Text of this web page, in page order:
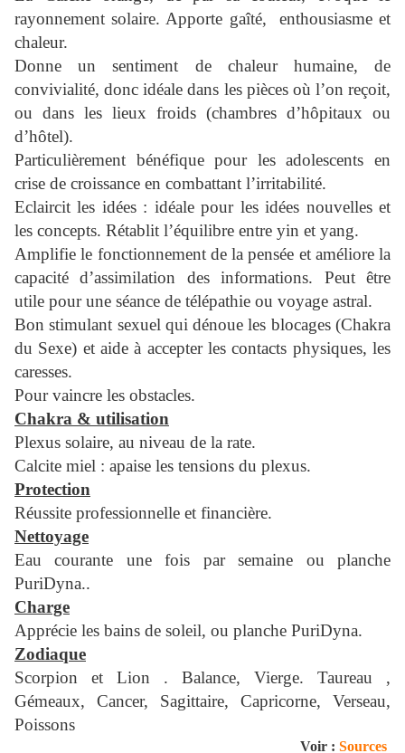
rayonnement solaire. Apporte gaîté, enthousiasme et
chaleur.
Donne un sentiment de chaleur humaine, de
convivialité, donc idéale dans les pièces où l’on reçoit,
ou dans les lieux froids (chambres d’hôpitaux ou
d’hôtel).
Particulièrement bénéfique pour les adolescents en
crise de croissance en combattant l’irritabilité.
Eclaircit les idées : idéale pour les idées nouvelles et
les concepts. Rétablit l’équilibre entre yin et yang.
Amplifie le fonctionnement de la pensée et améliore la
capacité d’assimilation des informations. Peut être
utile pour une séance de télépathie ou voyage astral.
Bon stimulant sexuel qui dénoue les blocages (Chakra
du Sexe) et aide à accepter les contacts physiques, les
caresses.
Pour vaincre les obstacles.
Chakra & utilisation
Plexus solaire, au niveau de la rate.
Calcite miel : apaise les tensions du plexus.
Protection
Réussite professionnelle et financière.
Nettoyage
Eau courante une fois par semaine ou planche
PuriDyna..
Charge
Apprécie les bains de soleil, ou planche PuriDyna.
Zodiaque
Scorpion et Lion . Balance, Vierge. Taureau ,
Gémeaux, Cancer, Sagittaire, Capricorne, Verseau,
Poissons
Voir : Sources